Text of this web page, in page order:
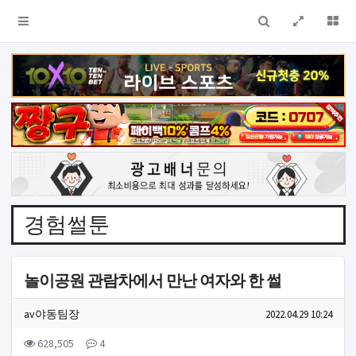
전체창더
경험썰툰
놀이공원 관람차에서 만난 여자와 한 썰
작성자 정보
av야동팀장작성 작성일
2022.04.29 10:24
컨텐츠 정보
628,505 조회 4댓글